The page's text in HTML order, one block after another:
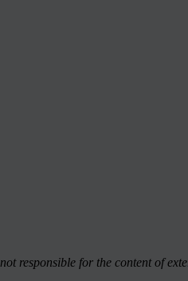
not responsible for the content of